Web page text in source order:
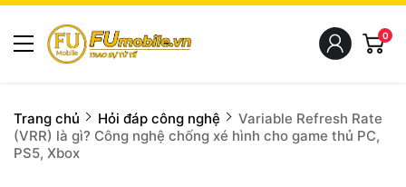
0
Trang chủ Hỏi đáp công nghệ
Variable Refresh Rate
(VRR) là gì? Công nghệ chống xé hình cho game thủ PC,
PS5, Xbox